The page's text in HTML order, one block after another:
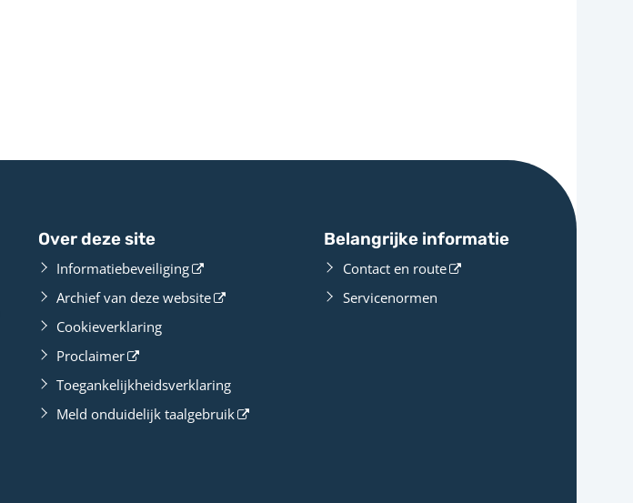
Over deze site
Informatiebeveiliging
Archief van deze website
Cookieverklaring
Proclaimer
Toegankelijkheidsverklaring
Meld onduidelijk taalgebruik
Belangrijke informatie
Contact en route
Servicenormen